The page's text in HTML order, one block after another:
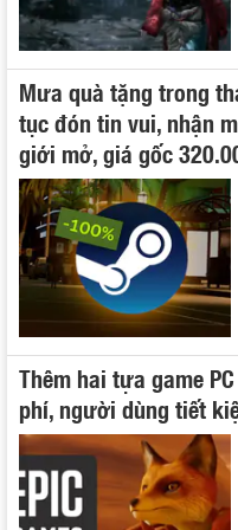
Mưa quà tặng trong
tục đón tin vui, nhận
giới mở, giá gốc
Thêm hai tựa game
phí, người dùng tiết